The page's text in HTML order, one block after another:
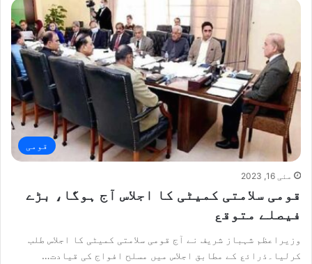
قومی
مئی 16, 2023
قومی سلامتی کمیٹی کا اجلاس آج ہوگا، بڑے
فیصلے متوقع
وزیراعظم شہباز شریف نے آج قومی سلامتی کمیٹی کا اجلاس طلب
کرلیا۔ذرائع کے مطابق اجلاس میں مسلح افواج کی قیادت…